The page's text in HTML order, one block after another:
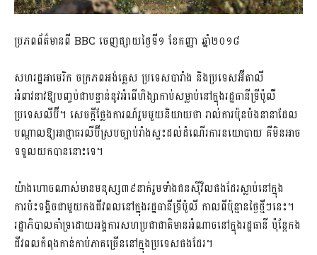
ប្រភពព័ត៌មានពី​ BBC ចេញផ្សាយថ្ងៃទី១ ខែកញ្ញា ឆ្នាំ២០១៨
សហរដ្ឋអាមេរិក ចក្រភពអង់គ្លេស ប្រទេសបារាំង និងប្រទេសអ៊ីតាលី
អំពាវនាវឱ្យបញ្ចប់ជាបន្ទាន់នូវអំពើហិង្សាកាប់សម្លាប់នៅក្នុងរដ្ឋធានីទ្រីប៉ូលីំ
ប្រទេសលីប៊ី។ សេចក្តីថ្លែងការណ៍រួមមួយនិយាយថា រាល់ការប៉ុនប៉ងនានាដែល
បណ្តាលឱ្យអាជ្ញាធរលីប៊ីស្របច្បាប់រាំងស្ទះដល់ដំណើរការនយោបាយ គឺមិនអាច
ទទួលយកបាននោះទេ។
យ៉ាងហោចណាស់មានមនុស្ស៣៩នាក់រួមទាំងជនស៊ីវិលផងដែរស្លាប់នៅក្នុង
ការប៉ះទង្គិចជាមួយកងជីវពលនៅក្នុងរដ្ឋធានីទ្រីប៉ូលី កាលពីប៉ុន្មានថ្ងៃថ្មីៗនេះ។
រដ្ឋាភិបាលគាំទ្រដោយអង្គការសហប្រជាជាតិមានអំណាចនៅក្នុងរដ្ឋធានី ប៉ុន្តែកង
ជីវពលកំពុងកាន់កាប់ភាគច្រើននៅក្នុងប្រទេសផងដែរ។